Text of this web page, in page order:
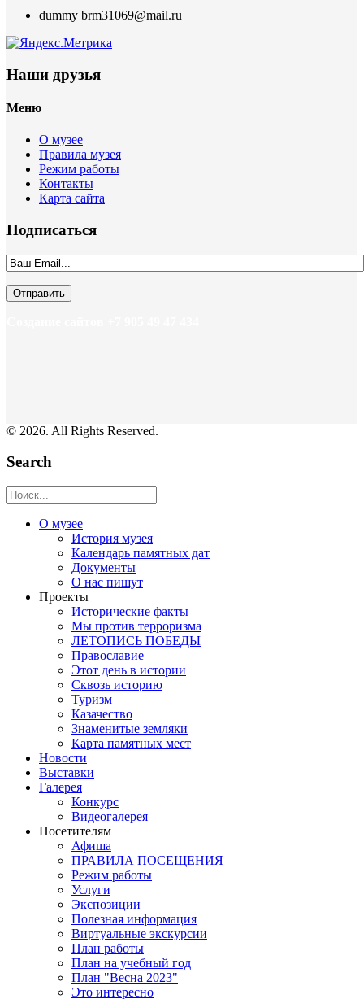
dummy brm31069@mail.ru
Наши друзья
Меню
О музее
Правила музея
Режим работы
Контакты
Карта сайта
Подписаться
© 2026. All Rights Reserved.
Search
О музее
История музея
Календарь памятных дат
Документы
О нас пишут
Проекты
Исторические факты
Мы против терроризма
ЛЕТОПИСЬ ПОБЕДЫ
Православие
Этот день в истории
Сквозь историю
Туризм
Казачество
Знаменитые земляки
Карта памятных мест
Новости
Выставки
Галерея
Конкурс
Видеогалерея
Посетителям
Афиша
ПРАВИЛА ПОСЕЩЕНИЯ
Режим работы
Услуги
Экспозиции
Полезная информация
Виртуальные экскурсии
План работы
План на учебный год
План "Весна 2023"
Это интересно